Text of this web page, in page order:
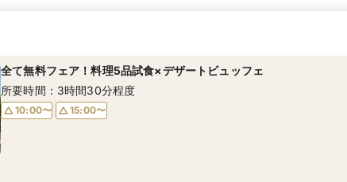
全て無料フェア！料理5品試食×デザートビュッフェ
所要時間：3時間30分程度
10:00〜 15:00〜